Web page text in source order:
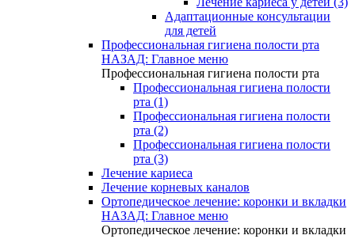
Адаптационные консультации
для детей
Профессиональная гигиена полости рта
НАЗАД: Главное меню
Профессиональная гигиена полости рта
Профессиональная гигиена полости
рта (1)
Профессиональная гигиена полости
рта (2)
Профессиональная гигиена полости
рта (3)
Лечение кариеса
Лечение корневых каналов
Ортопедическое лечение: коронки и вкладки
НАЗАД: Главное меню
Ортопедическое лечение: коронки и вкладки